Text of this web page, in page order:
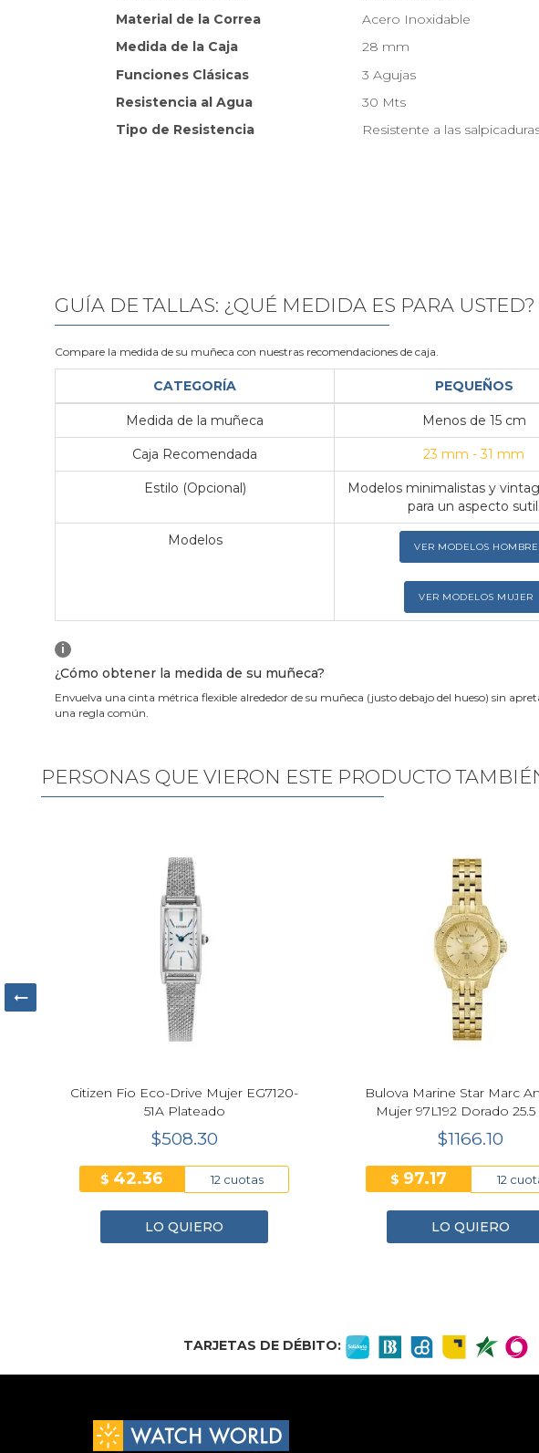
Material de la Correa
Acero Inoxidable
Medida de la Caja
28 mm
Funciones Clásicas
3 Agujas
Resistencia al Agua
30 Mts
Tipo de Resistencia
Resistente a las
GUÍA DE TALLAS: ¿QUÉ MEDIDA ES PARA USTED?
Compare la medida de su muñeca con nuestras recomendaciones de caja.
CATEGORÍA PEQUEÑOS
Medida de la muñeca Menos de 15 cm
Caja Recomendada 23 mm - 31 mm
Estilo (Opcional)
Modelos minimalistas y
para un aspecto sutil.
Modelos VER MODELOS HOMBRE
VER MODELOS MUJER
i
¿Cómo obtener la medida de su muñeca?
Envuelva una cinta métrica flexible alrededor de su muñeca (justo debajo del hueso) sin
una regla común.
PERSONAS QUE VIERON ESTE PRODUCTO
Citizen Fio Eco-Drive Mujer EG7120-
51A Plateado
$508.30
$ 42.36 12 cuotas
LO QUIERO
Bulova Marine Star Marc
Mujer 97L192 Dorado
$1166.10
$ 97.17 12
LO QUIERO
TARJETAS DE DÉBITO: